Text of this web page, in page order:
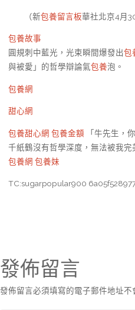
（新包養留言板華社北京4月
包養故事
圓規刺中藍光，光束瞬間爆發出包
與被愛」的哲學辯論氣包養泡。
包養網
甜心網
包養甜心網 包養金額 「牛先生，
千紙鶴沒有哲學深度，無法被我完
包養網 包養妹
TC:sugarpopular900
發佈留言
發佈留言必須填寫的電子郵件地址不